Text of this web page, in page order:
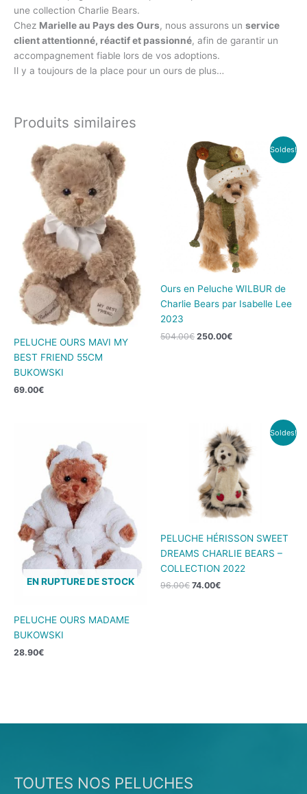
une collection Charlie Bears.
Chez Marielle au Pays des Ours, nous assurons un service
client attentionné, réactif et passionné, afin de garantir un
accompagnement fiable lors de vos adoptions.
Il y a toujours de la place pour un ours de plus…
Produits similaires
PELUCHE OURS MAVI MY
BEST FRIEND 55CM
BUKOWSKI
69.00€
Soldes!
Ours en Peluche WILBUR de
Charlie Bears par Isabelle Lee
2023
504.00€
Le
prix
initial
était :
504.00€.
250.00€
Le
prix
actuel
est :
250.00€.
EN RUPTURE DE STOCK
PELUCHE OURS MADAME
BUKOWSKI
28.90€
Soldes!
PELUCHE HÉRISSON SWEET
DREAMS CHARLIE BEARS –
COLLECTION 2022
96.00€
initial
était :
96.00€.
74.00€
Le
prix
actuel
est :
74.00€.
TOUTES NOS PELUCHES